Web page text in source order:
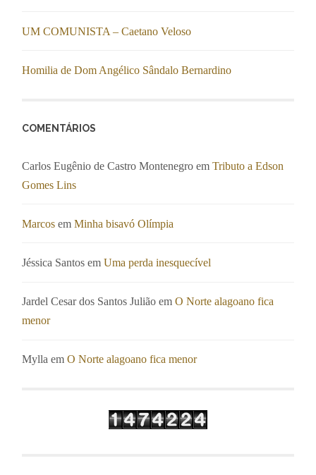
UM COMUNISTA – Caetano Veloso
Homilia de Dom Angélico Sândalo Bernardino
COMENTÁRIOS
Carlos Eugênio de Castro Montenegro emTributo a Edson
Gomes Lins
Marcos emMinha bisavó Olímpia
Jéssica Santos emUma perda inesquecível
Jardel Cesar dos Santos Julião emO Norte alagoano fica
menor
Mylla emO Norte alagoano fica menor